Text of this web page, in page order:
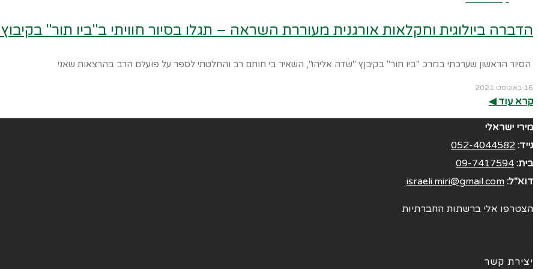
הדברה ביולוגית וחקלאות אורגנית מעוררת השראה – תגלו בסיור חוויתי ב"ביו תור"
הסיור הראשון שערכתי במרכ "ביו תור" בקיבןץ "שדה אליהו", השאיר בי חותם רב והחלטתי לספר על פועלם הרב בהרצאות שאני
16 באוגוסט 2021
קרא עוד ◀︎
מירי ישראלי
נייד: 052-4044582
בית: 09-7417594
דוא"ל: israeli.miri@gmail.com
הצטרפו אלי ברשתות החברתיות
יצירת קשר